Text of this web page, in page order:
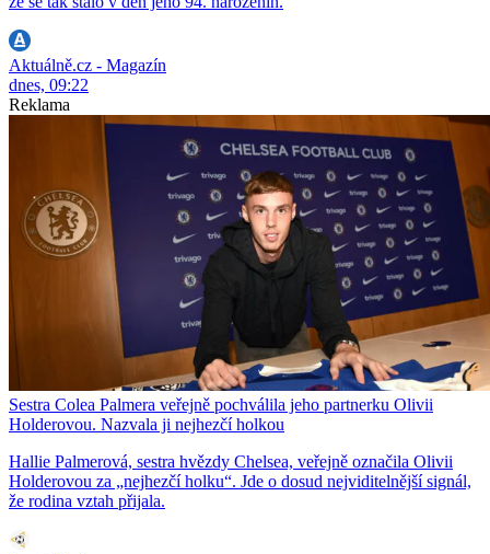
Aktuálně.cz - Magazín
dnes, 09:22
Reklama
Sestra Colea Palmera veřejně pochválila jeho partnerku Olivii
Holderovou. Nazvala ji nejhezčí holkou
Hallie Palmerová, sestra hvězdy Chelsea, veřejně označila Olivii
Holderovou za „nejhezčí holku“. Jde o dosud nejviditelnější signál,
že rodina vztah přijala.